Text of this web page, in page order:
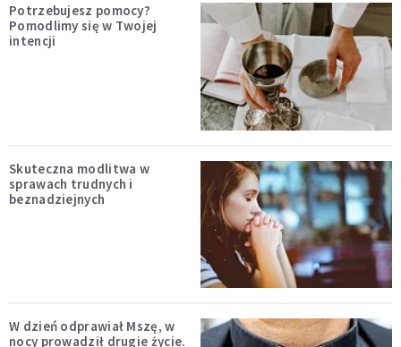
Potrzebujesz pomocy?
Pomodlimy się w Twojej
intencji
Skuteczna modlitwa w
sprawach trudnych i
beznadziejnych
W dzień odprawiał Mszę, w
nocy prowadził drugie życie.